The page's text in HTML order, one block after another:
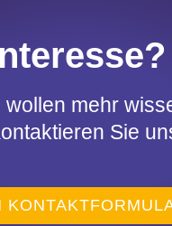
wollen mehr
Sie